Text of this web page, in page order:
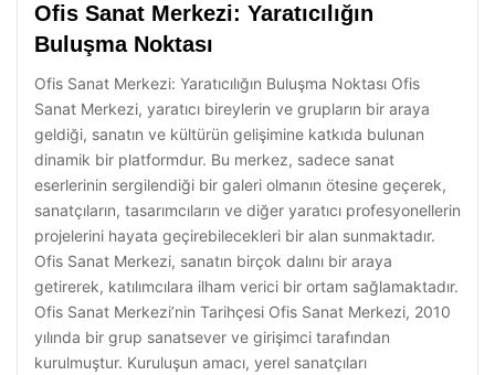
Ofis Sanat Merkezi: Yaratıcılığın
Buluşma Noktası
Ofis Sanat Merkezi: Yaratıcılığın Buluşma Noktası Ofis
Sanat Merkezi, yaratıcı bireylerin ve grupların bir araya
geldiği, sanatın ve kültürün gelişimine katkıda bulunan
dinamik bir platformdur. Bu merkez, sadece sanat
eserlerinin sergilendiği bir galeri olmanın ötesine geçerek,
sanatçıların, tasarımcıların ve diğer yaratıcı profesyonellerin
projelerini hayata geçirebilecekleri bir alan sunmaktadır.
Ofis Sanat Merkezi, sanatın birçok dalını bir araya
getirerek, katılımcılara ilham verici bir ortam sağlamaktadır.
Ofis Sanat Merkezi’nin Tarihçesi Ofis Sanat Merkezi, 2010
yılında bir grup sanatsever ve girişimci tarafından
kurulmuştur. Kuruluşun amacı, yerel sanatçıları